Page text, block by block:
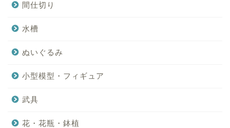
間仕切り
水槽
ぬいぐるみ
小型模型・フィギュア
武具
花・花瓶・鉢植